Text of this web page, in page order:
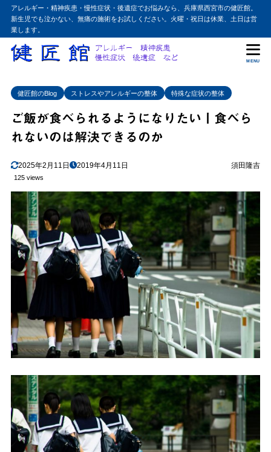
アレルギー・精神疾患・慢性症状・後遺症でお悩みなら、兵庫県西宮市の健匠館。
新生児でも泣かない、無痛の施術をお試しください。火曜・祝日は休業、土日は営
業します。
MENU
健匠館のBlog ストレスやアレルギーの整体 特殊な症状の整体
ご飯が食べられるようになりたい丨食べら
れないのは解決できるのか
2025年2月11日 2019年4月11日 須田隆吉
125 views